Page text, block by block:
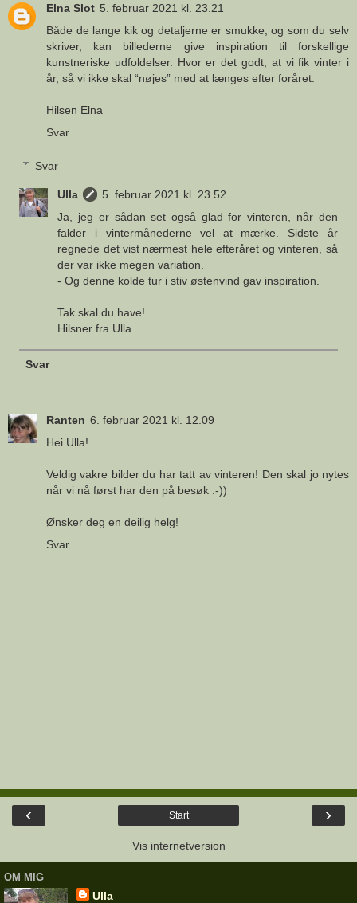
Elna Slot 5. februar 2021 kl. 23.21
Både de lange kik og detaljerne er smukke, og som du selv
skriver, kan billederne give inspiration til forskellige
kunstneriske udfoldelser. Hvor er det godt, at vi fik vinter i
år, så vi ikke skal “nøjes” med at længes efter foråret.
Hilsen Elna
Svar
Svar
Ulla
5. februar 2021 kl. 23.52
Ja, jeg er sådan set også glad for vinteren, når den
falder i vintermånederne vel at mærke. Sidste år
regnede det vist nærmest hele efteråret og vinteren, så
der var ikke megen variation.
- Og denne kolde tur i stiv østenvind gav inspiration.
Tak skal du have!
Hilsner fra Ulla
Svar
Ranten 6. februar 2021 kl. 12.09
Hei Ulla!
Veldig vakre bilder du har tatt av vinteren! Den skal jo nytes
når vi nå først har den på besøk :-))
Ønsker deg en deilig helg!
Svar
‹ ›
Start
Vis internetversion
OM MIG
Ulla